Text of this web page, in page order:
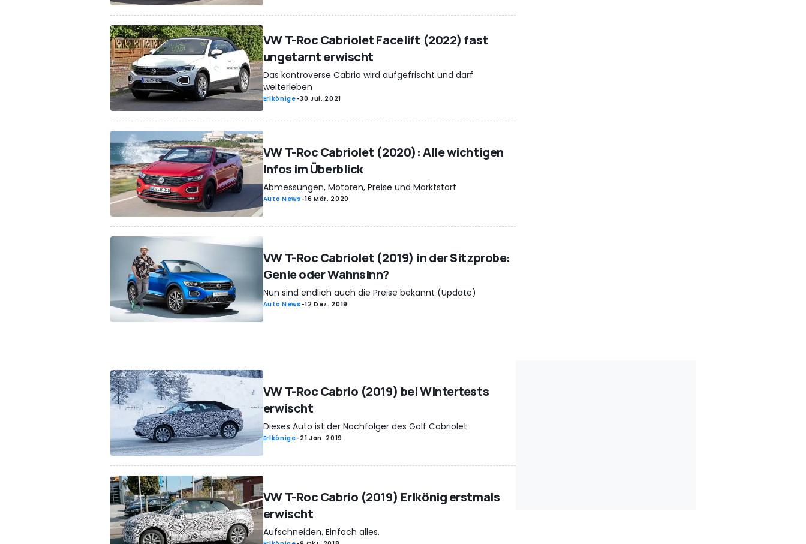
VW T-Roc Cabriolet Facelift (2022) fast
ungetarnt erwischt
Das kontroverse Cabrio wird aufgefrischt und darf
weiterleben
Erlkönige-30 Jul. 2021
VW T-Roc Cabriolet (2020): Alle wichtigen
Infos im Überblick
Abmessungen, Motoren, Preise und Marktstart
Auto News-16 Mär. 2020
VW T-Roc Cabriolet (2019) in der Sitzprobe:
Genie oder Wahnsinn?
Nun sind endlich auch die Preise bekannt (Update)
Auto News-12 Dez. 2019
VW T-Roc Cabrio (2019) bei Wintertests
erwischt
Dieses Auto ist der Nachfolger des Golf Cabriolet
Erlkönige-21 Jan. 2019
VW T-Roc Cabrio (2019) Erlkönig erstmals
erwischt
Aufschneiden. Einfach alles.